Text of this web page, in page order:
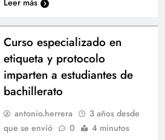
Leer más
Curso especializado en
etiqueta y protocolo
imparten a estudiantes de
bachillerato
antonio.herrera
3 años desde
que se envió
0 4 minutos